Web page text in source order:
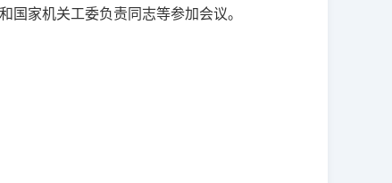
家机关工委负责同志等参加会议。